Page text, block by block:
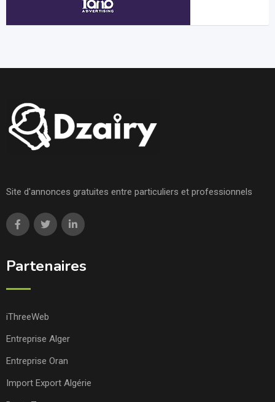
Site d'annonces gratuites entre particuliers et professionnels
Partenaires
iThreeWeb
Entreprise Alger
Entreprise Oran
Import Export Algérie